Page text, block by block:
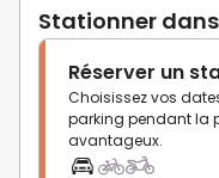
Stationner
Réserver un
Choisissez vos
parking pendant la
avantageux.